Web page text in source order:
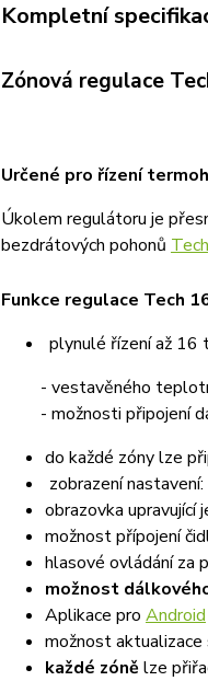
Kompletní
Zónová regulace
Určené pro řízení
Úkolem regulátoru je
bezdrátových pohonů
Funkce regulace Tech
plynulé řízení až 16
- vestavěného
- možnosti připojení
do každé zóny lze
zobrazení
obrazovka upravující
možnost přípojení
hlasové ovládání za
možnost
Aplikace pro Android
možnost
každé zóně lze